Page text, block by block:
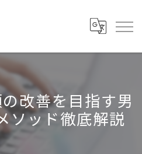
改善を目指す男
ソッド徹底解説